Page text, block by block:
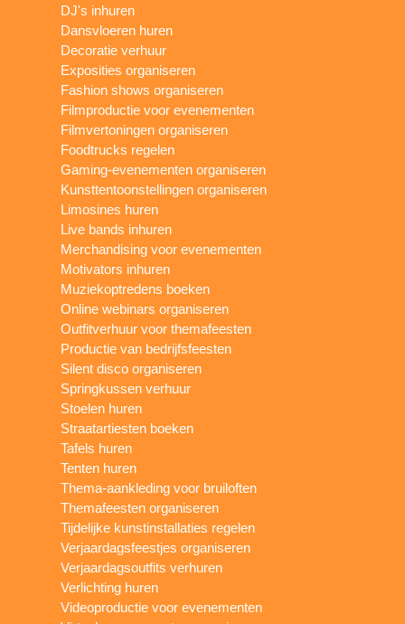
DJ's inhuren
Dansvloeren huren
Decoratie verhuur
Exposities organiseren
Fashion shows organiseren
Filmproductie voor evenementen
Filmvertoningen organiseren
Foodtrucks regelen
Gaming-evenementen organiseren
Kunsttentoonstellingen organiseren
Limosines huren
Live bands inhuren
Merchandising voor evenementen
Motivators inhuren
Muziekoptredens boeken
Online webinars organiseren
Outfitverhuur voor themafeesten
Productie van bedrijfsfeesten
Silent disco organiseren
Springkussen verhuur
Stoelen huren
Straatartiesten boeken
Tafels huren
Tenten huren
Thema-aankleding voor bruiloften
Themafeesten organiseren
Tijdelijke kunstinstallaties regelen
Verjaardagsfeestjes organiseren
Verjaardagsoutfits verhuren
Verlichting huren
Videoproductie voor evenementen